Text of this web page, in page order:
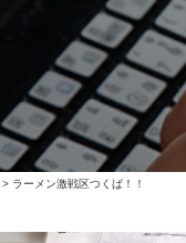
> ラーメン激戦区つくば！！